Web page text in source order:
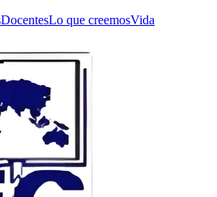
DocentesLo que creemosVida